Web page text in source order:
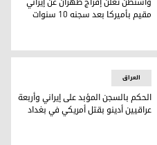
مقيم بأميركا بعد سجنه 10 سنوات
مقيم بأميركا بعد سجنه 10 سنوات
العراق
الحكم بالسجن المؤبد على إيراني وأربعة
عراقيين أدينو بقتل أمريكي في بغداد